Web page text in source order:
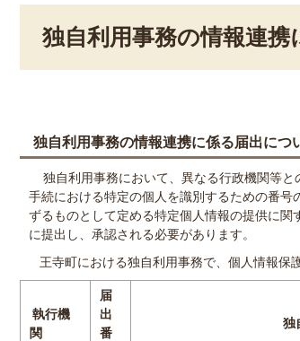
独自利用事務の情報連
独自利用事務の情報連携に係る届出につ
独自利用事務において、異なる行政機関等と
手続における特定の個人を識別するための番
ずるものとして定める特定個人情報の提供に
に提出し、承認される必要があります。
王寺町における独自利用事務で、個人情報保
執行機
関
届
出
番
独自利用事